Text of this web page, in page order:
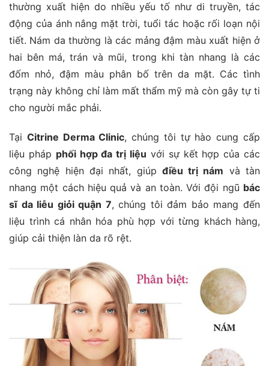
thường xuất hiện do nhiều yếu tố như di truyền, tác
động của ánh nắng mặt trời, tuổi tác hoặc rối loạn nội
tiết. Nám da thường là các mảng đậm màu xuất hiện ở
hai bên má, trán và mũi, trong khi tàn nhang là các
đốm nhỏ, đậm màu phân bố trên da mặt. Các tình
trạng này không chỉ làm mất thẩm mỹ mà còn gây tự ti
cho người mắc phải.
Tại Citrine Derma Clinic, chúng tôi tự hào cung cấp
liệu pháp phối hợp đa trị liệu với sự kết hợp của các
công nghệ hiện đại nhất, giúp điều trị nám và tàn
nhang một cách hiệu quả và an toàn. Với đội ngũ bác
sĩ da liễu giỏi quận 7, chúng tôi đảm bảo mang đến
liệu trình cá nhân hóa phù hợp với từng khách hàng,
giúp cải thiện làn da rõ rệt.